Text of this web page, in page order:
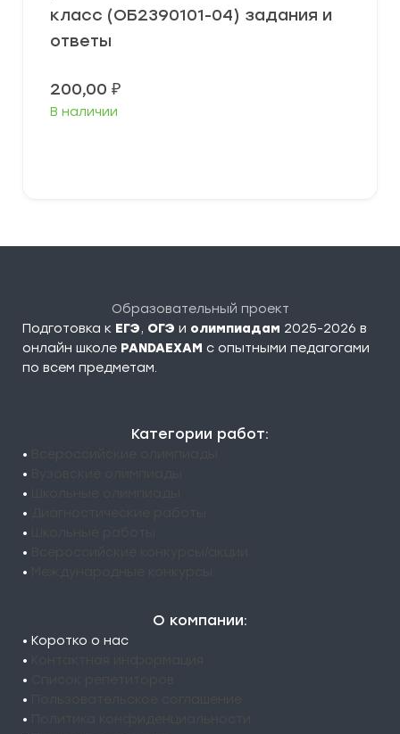
класс (ОБ2390101-04) задания и
ответы
200,00 ₽
В наличии
Образовательный проект
Подготовка к ЕГЭ, ОГЭ и олимпиадам 2025-2026 в
онлайн школе PANDAEXAM c опытными педагогами
по всем предметам.
Категории работ:
•
•
•
•
•
•
•
О компании:
• Коротко о нас
•
•
•
•